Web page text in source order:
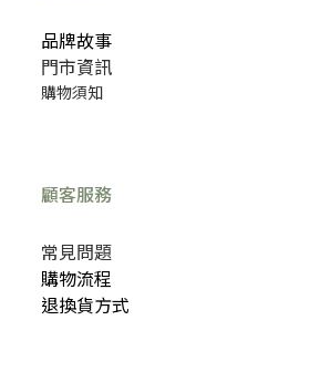
品牌故事
門市資訊
購物須知
顧客服務
常見問題
購物流程
退換貨方式